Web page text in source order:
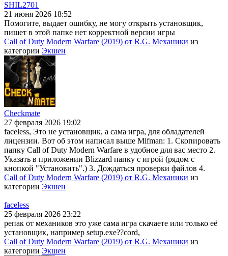
SHIL2701
21 июня 2026 18:52
Помогите, выдает ошибку, не могу открыть установщик,
пишет в этой папке нет корректной версии игры
Call of Duty Modern Warfare (2019) от R.G. Механики из
категории Экшен
Checkmate
27 февраля 2026 19:02
faceless, Это не установщик, а сама игра, для обладателей
лицензии. Вот об этом написал выше Mifman: 1. Скопировать
папку Call of Duty Modern Warfare в удобное для вас место 2.
Указать в приложении Blizzard папку с игрой (рядом с
кнопкой "Установить".) 3. Дождаться проверки файлов 4.
Call of Duty Modern Warfare (2019) от R.G. Механики из
категории Экшен
faceless
25 февраля 2026 23:22
репак от механиков это уже сама игра скачаете или только её
установщик, например setup.exe??cord,
Call of Duty Modern Warfare (2019) от R.G. Механики из
категории Экшен